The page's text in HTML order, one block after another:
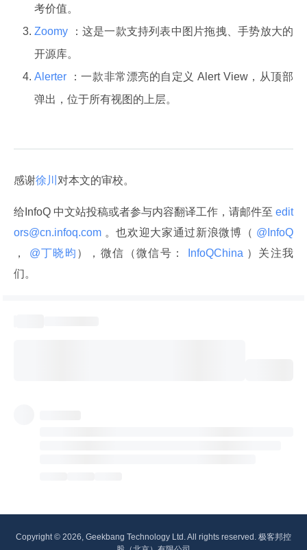
考价值。
Zoomy
：这是一款支持列表中图片拖拽、手势放大的
开源库。
Alerter
：一款非常漂亮的自定义 Alert View，从顶部
弹出，位于所有视图的上层。
感谢徐川 对本文的审校。
给InfoQ 中文站投稿或者参与内容翻译工作，请邮件至 edit
ors@cn.infoq.com 。也欢迎大家通过新浪微博（
，
@丁晓昀 ），微信（微信号： InfoQChina ）关注我
们。
Copyright © 2026, Geekbang Technology Ltd. All rights reserved. 极客邦控